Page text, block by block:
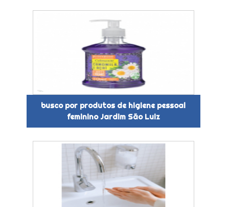
busco por produtos de higiene pessoal
feminino Jardim São Luiz